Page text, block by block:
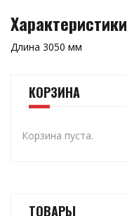
Характеристики
Длина 3050 мм
КОРЗИНА
Корзина пуста.
ТОВАРЫ